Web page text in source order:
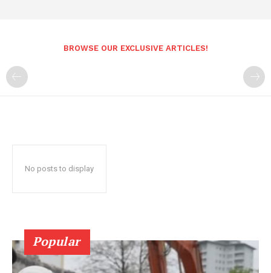
BROWSE OUR EXCLUSIVE ARTICLES!
No posts to display
Popular